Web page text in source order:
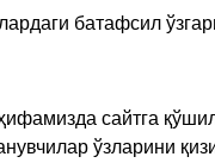
батафсил
сайтга
ўзларини